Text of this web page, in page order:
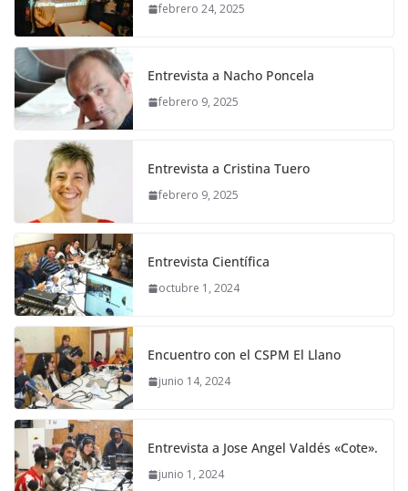
febrero 24, 2025
Entrevista a Nacho Poncela
febrero 9, 2025
Entrevista a Cristina Tuero
febrero 9, 2025
Entrevista Científica
octubre 1, 2024
Encuentro con el CSPM El Llano
junio 14, 2024
Entrevista a Jose Angel Valdés «Cote».
junio 1, 2024